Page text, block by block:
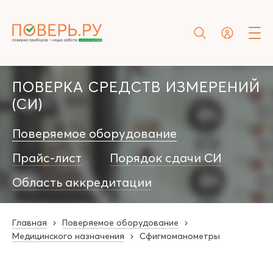
ПОВЕРКА СРЕДСТВ ИЗМЕРЕНИЙ
(СИ)
Поверяемое оборудование
Прайс-лист
Порядок сдачи СИ
Область аккредитации
Главная
Поверяемое оборудование
Медицинского назначения
Сфигмоманометры